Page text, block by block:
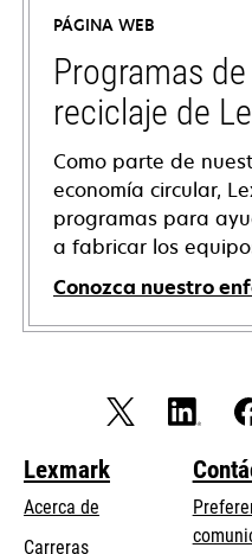
una
pestaña
nueva
PÁGINA WEB
Programas
reciclaje de
Como parte de
economía circular,
programas para
a fabricar los
Conozca nuestro
Lexmark
Acerca de
Carreras